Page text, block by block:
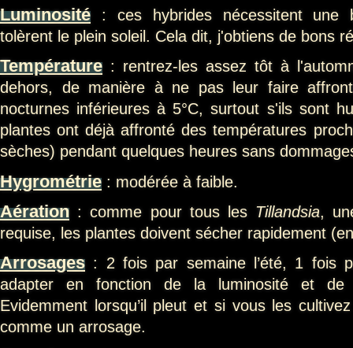
Luminosité : ces hybrides nécessitent une
tolèrent le plein soleil. Cela dit, j'obtiens de bons
Température : rentrez-les assez tôt à
dehors, de manière à ne pas leur faire
nocturnes inférieures à 5°C, surtout s'ils sont
plantes ont déjà affronté des températures
sèches) pendant quelques heures sans
Hygrométrie : modérée à faible.
Aération : comme pour tous les Tillandsia,
requise, les plantes doivent sécher rapidement
Arrosages : 2 fois par semaine l’été, 1 fois
adapter en fonction de la luminosité et de
Evidemment lorsqu’il pleut et si vous les
comme un arrosage.